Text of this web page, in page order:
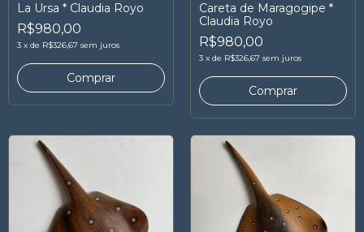
La Ursa * Claudia Royo
R$980,00
3 x de R$326,67 sem juros
Careta de Maragogipe *
Claudia Royo
R$980,00
3 x de R$326,67 sem juros